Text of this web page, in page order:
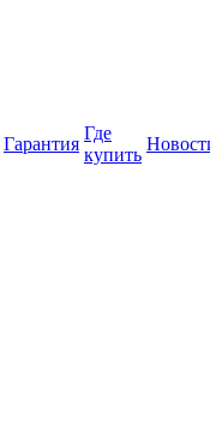
Гарантия
Где
купить